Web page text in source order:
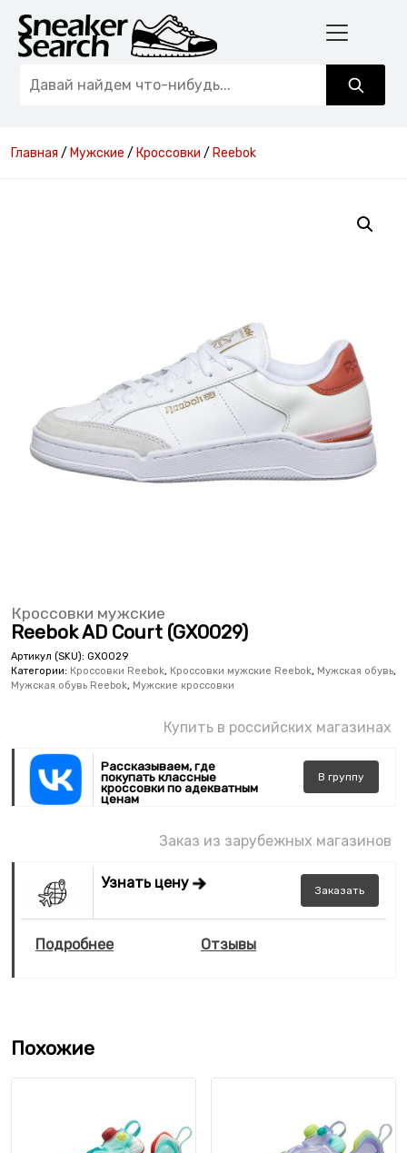
Главная / Мужские / Кроссовки / Reebok
Кроссовки мужские
Reebok AD Court (GX0029)
Артикул (SKU): GX0029
Категории: Кроссовки Reebok, Кроссовки мужские Reebok, Мужская обувь,
Мужская обувь Reebok, Мужские кроссовки
Купить в российских магазинах
Рассказываем, где
покупать классные
кроссовки по адекватным
ценам
В группу
Заказ из зарубежных магазинов
Узнать цену Заказать
Подробнее Отзывы
Похожие